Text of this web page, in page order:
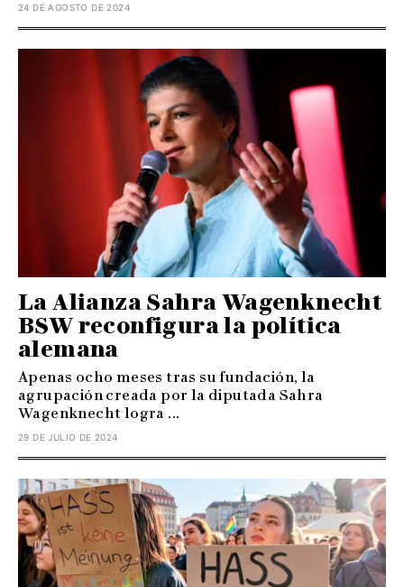
24 DE AGOSTO DE 2024
La Alianza Sahra Wagenknecht
BSW reconfigura la política
alemana
Apenas ocho meses tras su fundación, la
agrupación creada por la diputada Sahra
Wagenknecht logra ...
29 DE JULIO DE 2024